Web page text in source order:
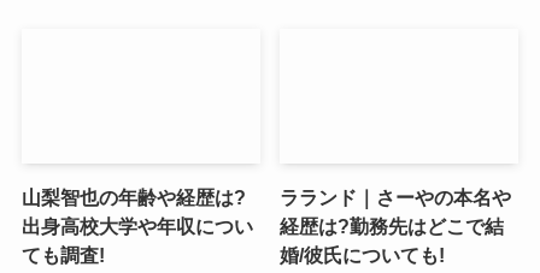
山梨智也の年齢や経歴は?
出身高校大学や年収につい
ても調査!
ラランド｜さーやの本名や
経歴は?勤務先はどこで結
婚/彼氏についても!